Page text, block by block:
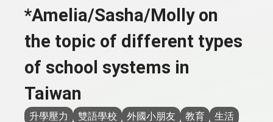
*Amelia/Sasha/Molly on
the topic of different types
of school systems in
Taiwan
升學壓力 雙語學校 外國小朋友 教育
生活